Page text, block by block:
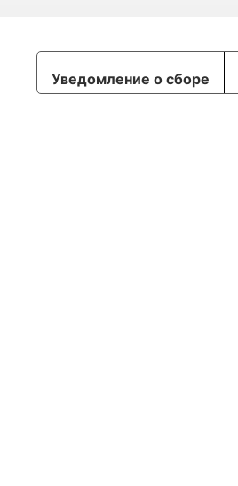
Уведомление о сборе